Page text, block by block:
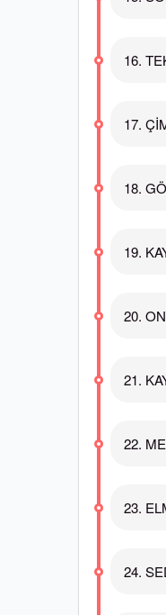
16.
17.
18.
19.
20.
21.
22.
23.
24.